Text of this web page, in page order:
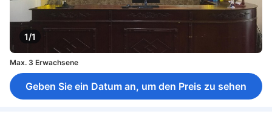
1/1
Max. 3 Erwachsene
Geben Sie ein Datum an, um den Preis zu sehen